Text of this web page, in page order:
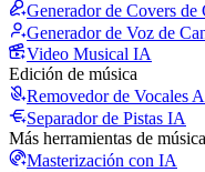
Generador de Covers de
Generador de Voz de
Video Musical IA
Edición de música
Removedor de Vocales
Separador de Pistas IA
Más herramientas de música
Masterización con IA